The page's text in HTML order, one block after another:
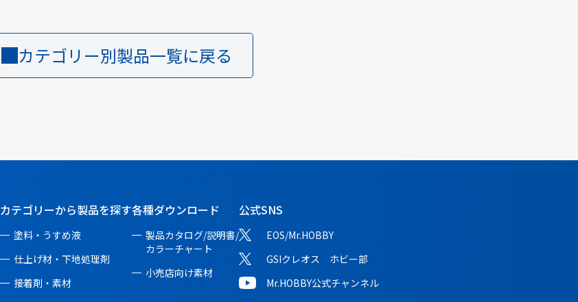
カテゴリー別製品一覧に戻る
カテゴリーから製品を探す
塗料・うすめ液
仕上げ材・下地処理剤
接着剤・素材
各種ダウンロード
製品カタログ/説明書/
カラーチャート
小売店向け素材
公式SNS
EOS/Mr.HOBBY
GSIクレオス ホビー部
Mr.HOBBY公式チャンネル